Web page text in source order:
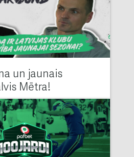
un jaunais
Mētra!